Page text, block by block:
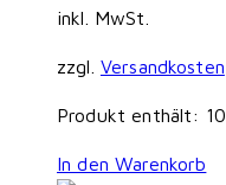
inkl. MwSt.
zzgl. Versandkosten
Produkt enthält: 10
In den Warenkorb